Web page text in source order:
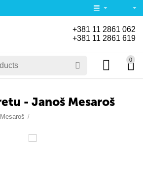
+381 11 2861 062
+381 11 2861 619
0
- Janoš Mesaroš
/